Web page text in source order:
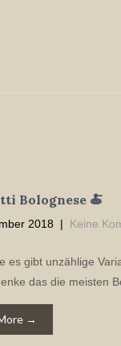
Bolognese 🍝
2018 | Keine
es gibt unzählige
das die meisten
→